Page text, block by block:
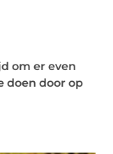
om er even
doen door op